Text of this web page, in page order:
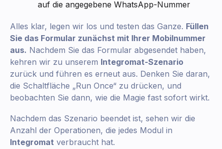
auf die angegebene WhatsApp-Nummer
Alles klar, legen wir los und testen das Ganze. Füllen
Sie das Formular zunächst mit Ihrer Mobilnummer
aus. Nachdem Sie das Formular abgesendet haben,
kehren wir zu unserem Integromat-Szenario
zurück und führen es erneut aus. Denken Sie daran,
die Schaltfläche „Run Once“ zu drücken, und
beobachten Sie dann, wie die Magie fast sofort wirkt.
Nachdem das Szenario beendet ist, sehen wir die
Anzahl der Operationen, die jedes Modul in
Integromat verbraucht hat.